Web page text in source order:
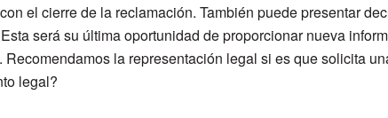
el cierre de la reclamación. También puede presentar
será su última oportunidad de proporcionar nueva
Recomendamos la representación legal si es que solicita
legal?